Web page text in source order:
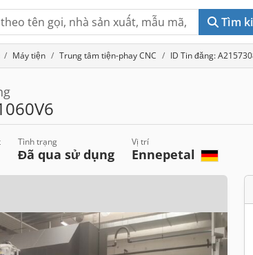
Tìm
Máy tiện Trung tâm tiện-phay CNC ID Tin đăng:
Tình trạng
Đã qua sử dụng
Vị trí
Ennepetal